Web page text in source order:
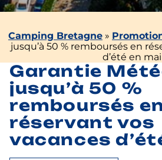
Camping Bretagne »
jusqu’à 50 % remboursés en
d’été en mai
Garantie
jusqu’à 50 %
remboursés
réservant vos
vacances